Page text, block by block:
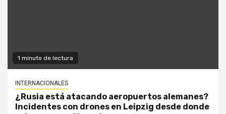
1 minuto de lectura
INTERNACIONALES
¿Rusia está atacando aeropuertos alemanes?
Incidentes con drones en Leipzig desde donde